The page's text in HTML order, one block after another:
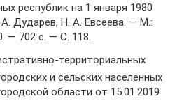
республик на 1 января 1980
Дударев, Н. А. Евсеева. — М.:
— 702 с. — С. 118.
территориальных
и сельских населенных
области от 15.01.2019